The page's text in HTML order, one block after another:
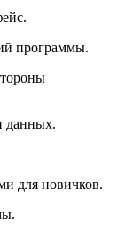
программы.
данных.
для новичков.